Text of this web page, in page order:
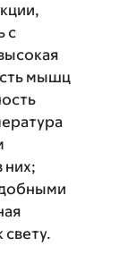
с
мышц
них;
свету.